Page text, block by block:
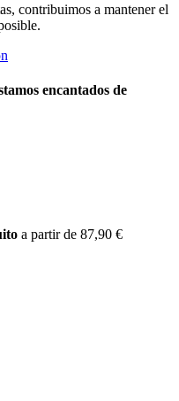
contribuimos a mantener el
encantados de
a partir de 87,90 €